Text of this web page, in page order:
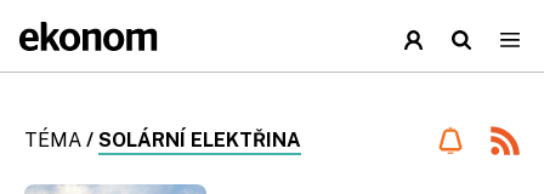
TÉMA / SOLÁRNÍ ELEKTŘINA